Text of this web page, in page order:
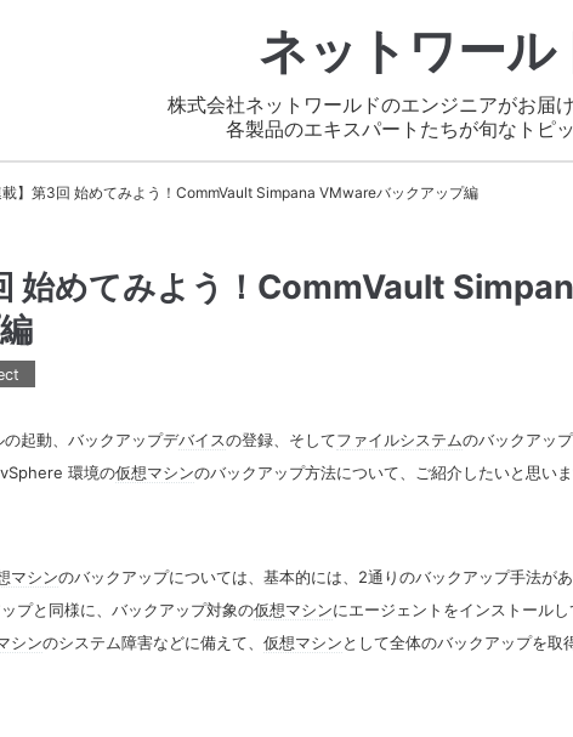
ネットワール
株式会社ネットワールドのエンジニアがお届
各製品のエキスパートたちが旬なトピ
載】第3回 始めてみよう！CommVault Simpana VMwareバックアップ編
始めてみよう！CommVault
起動、バックアップデバイスの登録、そしてファイルシステムのバックアッ
vSphere 環境の仮想マシンのバックアップ方法について、ご紹介したいと思いま
マシンのバックアップについては、基本的には、2通りのバックアップ手法があ
プと同様に、バックアップ対象の仮想マシンにエージェントをインストール
シンのシステム障害などに備えて、 仮想マシンとして全体のバックアップを取